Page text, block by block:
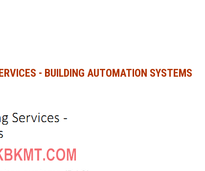
- BUILDING AUTOMATION SYSTEMS